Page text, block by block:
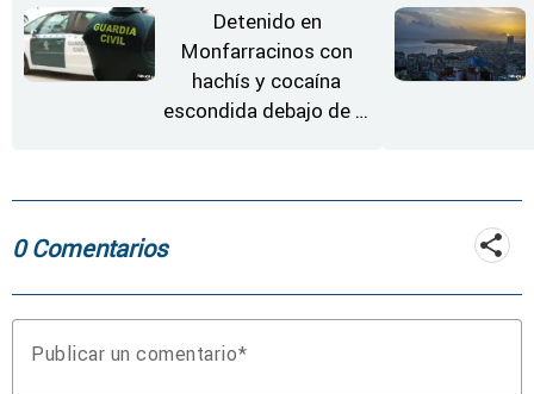
Detenido en
Monfarracinos con
hachís y cocaína
escondida debajo de la
0 Comentarios
Publicar un comentario